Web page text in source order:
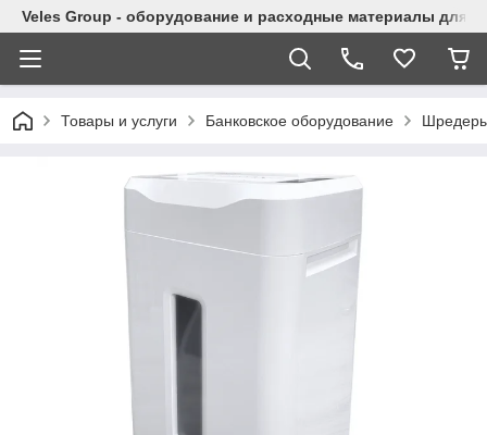
Veles Group - оборудование и расходные материалы для
Товары и услуги Банковское оборудование